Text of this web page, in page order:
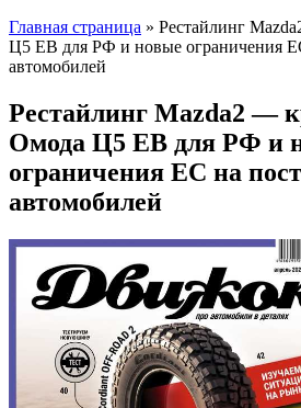
Главная страница » Рестайлинг
Ц5 ЕВ для РФ и новые ограничения
автомобилей
Рестайлинг Mazda2 —
Омода Ц5 ЕВ для РФ и
ограничения ЕС на
автомобилей